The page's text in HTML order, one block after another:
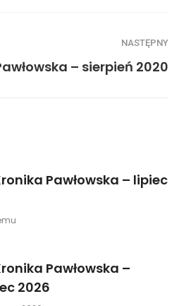
NASTĘPNY
– sierpień 2020
Pawłowska – lipiec
Pawłowska –
2026